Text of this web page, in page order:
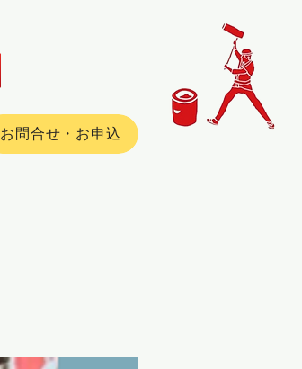
お問合せ・お申込